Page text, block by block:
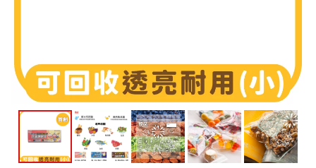
室內外除蟲專區
媽媽廚房專區
浴室清潔專區
清潔大掃除專區